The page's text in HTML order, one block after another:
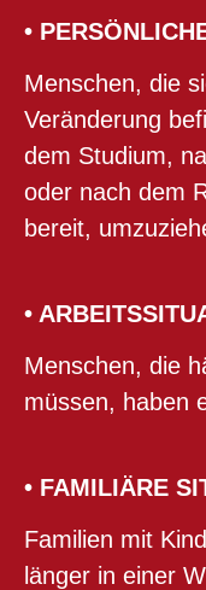
•
Menschen, die
Veränderung
dem Studium,
oder nach dem
bereit,
•
Menschen, die
müssen, haben
• FAMILIÄRE
Familien mit
länger in einer